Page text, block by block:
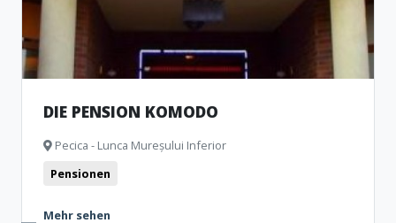
DIE PENSION KOMODO
Pecica - Lunca Mureșului Inferior
Pensionen
Mehr sehen